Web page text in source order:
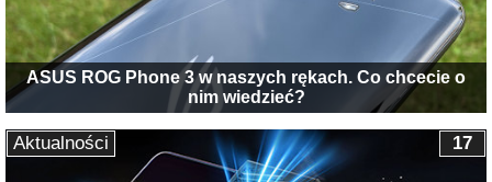
ASUS ROG Phone 3 w naszych rękach. Co chcecie o
nim wiedzieć?
17
Aktualności